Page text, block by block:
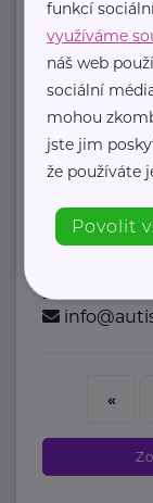
a)
https://
Plzeňská
«
funkcí
využíváme
náš web
sociální
mohou
jste jim
že používáte
Povolit